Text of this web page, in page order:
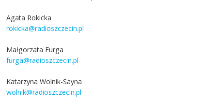
Agata Rokicka
rokicka@radioszczecin.pl
Małgorzata Furga
furga@radioszczecin.pl
Katarzyna Wolnik-Sayna
wolnik@radioszczecin.pl